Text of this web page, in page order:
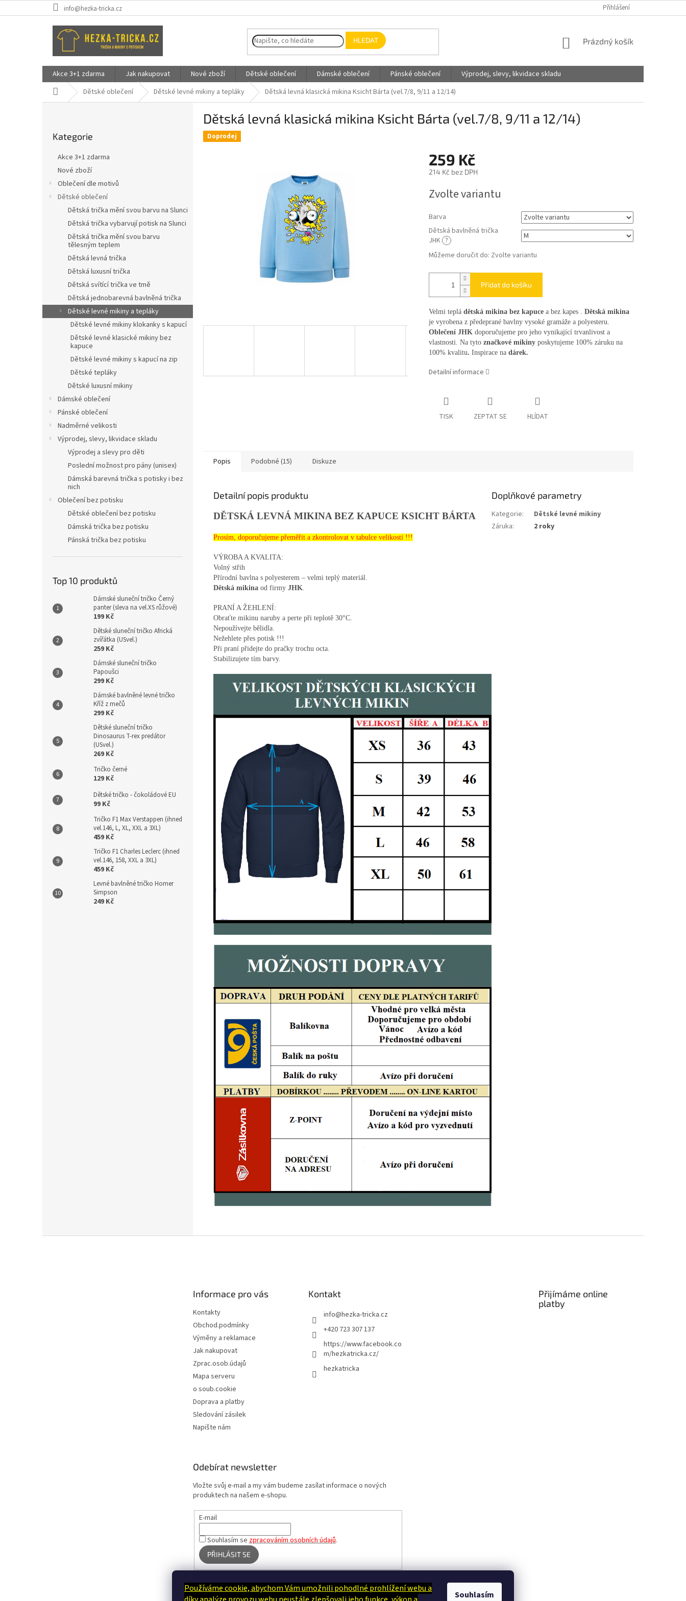
Používáme cookie, abychom Vám umožnili pohodlné prohlížení webu a
Souhlasím
na
info@hezka-tricka.cz Přihlášení
HLEDAT
NÁKUPNÍ
Prázdný košík
Akce 3+1 zdarma Jak nakupovat Nové zboží Dětské oblečení Dámské oblečení Pánské oblečení
Výprodej, slevy, likvidace skladu
Domů Dětské oblečení Dětské levné mikiny a tepláky Dětská levná klasická mikina Ksicht Bárta (vel.7/8, 9/11 a 12/14)
kategorie
Kategorie
Akce 3+1 zdarma
Nové zboží
Oblečení dle motivů
Dětské oblečení
Dětská trička mění svou barvu na Slunci
Dětská trička vybarvují potisk na Slunci
Dětská trička mění svou barvu
tělesným teplem
Dětská levná trička
Dětská luxusní trička
Dětská svítící trička ve tmě
Dětská jednobarevná bavlněná trička
Dětské levné mikiny a tepláky
Dětské levné mikiny klokanky s kapucí
Dětské levné klasické mikiny bez
kapuce
Dětské levné mikiny s kapucí na zip
Dětské tepláky
Dětské luxusní mikiny
Dámské oblečení
Pánské oblečení
Nadměrné velikosti
Výprodej, slevy, likvidace skladu
Výprodej a slevy pro děti
Poslední možnost pro pány (unisex)
Dámská barevná trička s potisky i bez
nich
Oblečení bez potisku
Dětské oblečení bez potisku
Dámská trička bez potisku
Pánská trička bez potisku
Top 10 produktů
Dámské sluneční tričko Černý
panter (sleva na vel.XS růžové)
199 Kč
Dětské sluneční tričko Africká
zvířátka (USvel.)
259 Kč
Dámské sluneční tričko
Papoušci
299 Kč
Dámské bavlněné levné tričko
Kříž z mečů
299 Kč
Dětské sluneční tričko
Dinosaurus T-rex predátor
(USvel.)
269 Kč
Tričko černé
129 Kč
Dětské tričko - čokoládové EU
99 Kč
Tričko F1 Max Verstappen (ihned
vel.146, L, XL, XXL a 3XL)
459 Kč
Tričko F1 Charles Leclerc (ihned
vel.146, 158, XXL a 3XL)
459 Kč
Levné bavlněné tričko Homer
Simpson
249 Kč
Dětská levná klasická mikina Ksicht Bárta (vel.7/8, 9/11 a 12/14)
Doprodej
259 Kč
214 Kč bez DPH
cena:
Zvolte variantu
Barva
Dětská bavlněná trička
JHK ?
Můžeme doručit do: Zvolte variantu
Přidat do košíku
Velmi tepládětská mikina bez kapucea bez kapes . Dětská mikina
je vyrobena z předeprané bavlny vysoké gramáže a polyesteru.
Oblečení JHKdoporučujeme pro jeho vynikající trvanlivost a
vlastnosti. Na tyto značkové mikinyposkytujeme 100% záruku na
100% kvalitu. Inspirace nadárek.
Detailní informace
TISK ZEPTAT SE HLÍDAT
Popis Podobné (15) Diskuze
Detailní popis produktu
DĚTSKÁ LEVNÁ MIKINA BEZ KAPUCE KSICHT BÁRTA
Prosím, doporučujeme přeměřit a zkontrolovat v tabulce velikostí !!!
VÝROBA A KVALITA:
Volný střih
Přírodní bavlna s polyesterem – velmi teplý materiál.
Dětská mikina od firmy JHK.
PRANÍ A ŽEHLENÍ:
Obraťte mikinu naruby a perte při teplotě 30°C.
Nepoužívejte bělidla.
Nežehlete přes potisk !!!
Při praní přidejte do pračky trochu octa.
Stabilizujete tím barvy.
Doplňkové parametry
Kategorie:
Dětské levné mikiny
Záruka: 2 roky
Informace pro vás
Kontakty
Obchod.podmínky
Výměny a reklamace
Jak nakupovat
Zprac.osob.údajů
Mapa serveru
o soub.cookie
Doprava a platby
Sledování zásilek
Napište nám
Kontakt
info@hezka-tricka.cz
+420 723 307 137
https://www.facebook.co
m/hezkatricka.cz/
hezkatricka
Přijímáme online
platby
Odebírat newsletter
Vložte svůj e-mail a my vám budeme zasílat informace o nových
produktech na našem e-shopu.
E-mail
Souhlasím sezpracováním osobních údajů.
PŘIHLÁSIT SE
Terapie Kamínek - Dotek, který utiší tělo i duši